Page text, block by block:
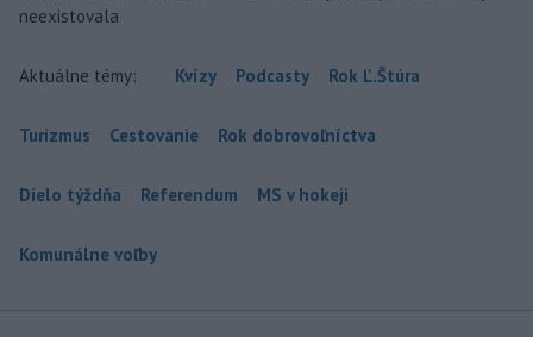
neexistovala
Aktuálne témy: Kvízy Podcasty Rok Ľ.Štúra
Turizmus Cestovanie Rok dobrovoľníctva
Dielo týždňa Referendum MS v hokeji
Komunálne voľby